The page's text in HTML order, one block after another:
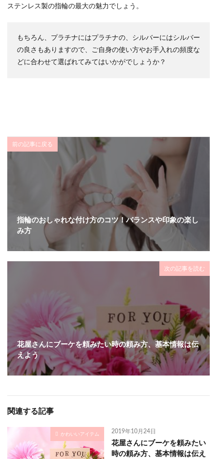
ステンレス製の指輪の最大の魅力でしょう。
もちろん、プラチナにはプラチナの、シルバーにはシルバー
の良さもありますので、ご自身の使い方やお手入れの頻度な
どに合わせて選ばれてみてはいかがでしょうか？
前の記事に戻る
指輪のおしゃれな付け方のコツ！バランスや印象の楽し
み方
次の記事を読む
花屋さんにブーケを頼みたい時の頼み方、基本情報は伝
えよう
関連する記事
かわいいアイテム 2019年10月24日
花屋さんにブーケを頼みたい
時の頼み方、基本情報は伝え